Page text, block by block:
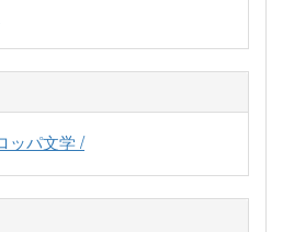
ッパ文学 /